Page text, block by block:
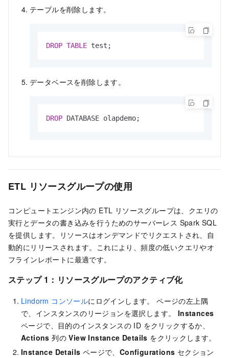
テーブルを削除します。
DROP TABLE test;
データベースを削除します。
DROP DATABASE olapdemo;
ETL リソースグループの使用
コンピュートエンジン内の ETL リソースグループは、クエリの
実行とデータの書き込みを行うためのサーバーレス Spark SQL
を提供します。リソースはオンデマンドでリクエストされ、自
動的にリリースされます。これにより、頻度の低いクエリやオ
フラインレポートに最適です。
ステップ 1：リソースグループのアクティブ化
Lindorm コンソールにログインします。 ページの左上隅
で、インスタンスのリージョンを選択します。 Instances
ページで、目的のインスタンスの ID をクリックするか、
Actions 列のView Instance Details をクリックします。
Instance Details ページで、 Configurations セクション